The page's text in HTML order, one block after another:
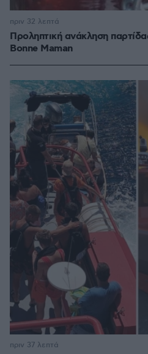
Προληπτική ανάκληση
Bonne Maman
πριν 32 λεπτά
πριν 37 λεπτά